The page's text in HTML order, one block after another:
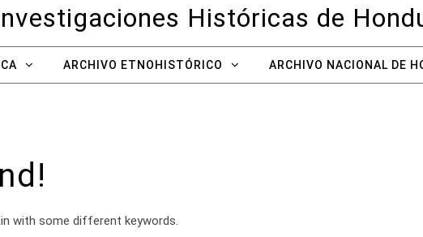
Históricas de
ARCHIVO ETNOHISTÓRICO ARCHIVO NACIONAL DE
with some different keywords.